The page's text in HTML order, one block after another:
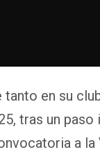
en su
tras un
a